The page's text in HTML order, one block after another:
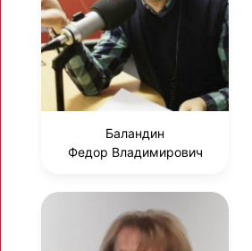
Баландин
Федор Владимирович